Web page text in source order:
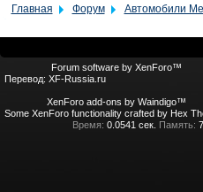
Главная Форум Автомобили
Forum software by XenForo™
Перевод: XF-Russia.ru
XenForo add-ons by Waindigo™
Some XenForo functionality crafted by Hex
Время: 0.0541 сек. Память: